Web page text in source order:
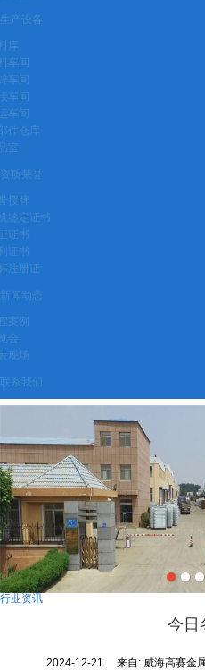
生产设备
库
车间
车间
车间
车间
件仓库
室
资质荣誉
授牌
鉴定证书
证书
证书
注册证
新闻动态
案例
会
现场
联系我们
行业资讯
今日
2024-12-21 来自: 威海高赛金